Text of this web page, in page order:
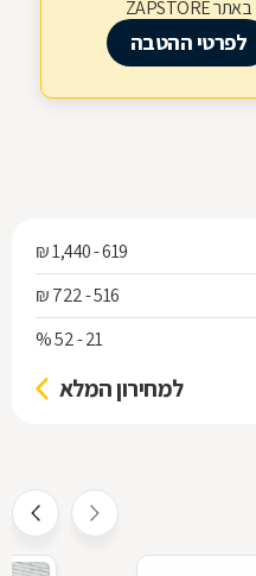
באתר ZAPSTORE
לפרטי ההטבה
619 - 1,440 ₪
516 - 722 ₪
21 - 52 %
למחירון המלא